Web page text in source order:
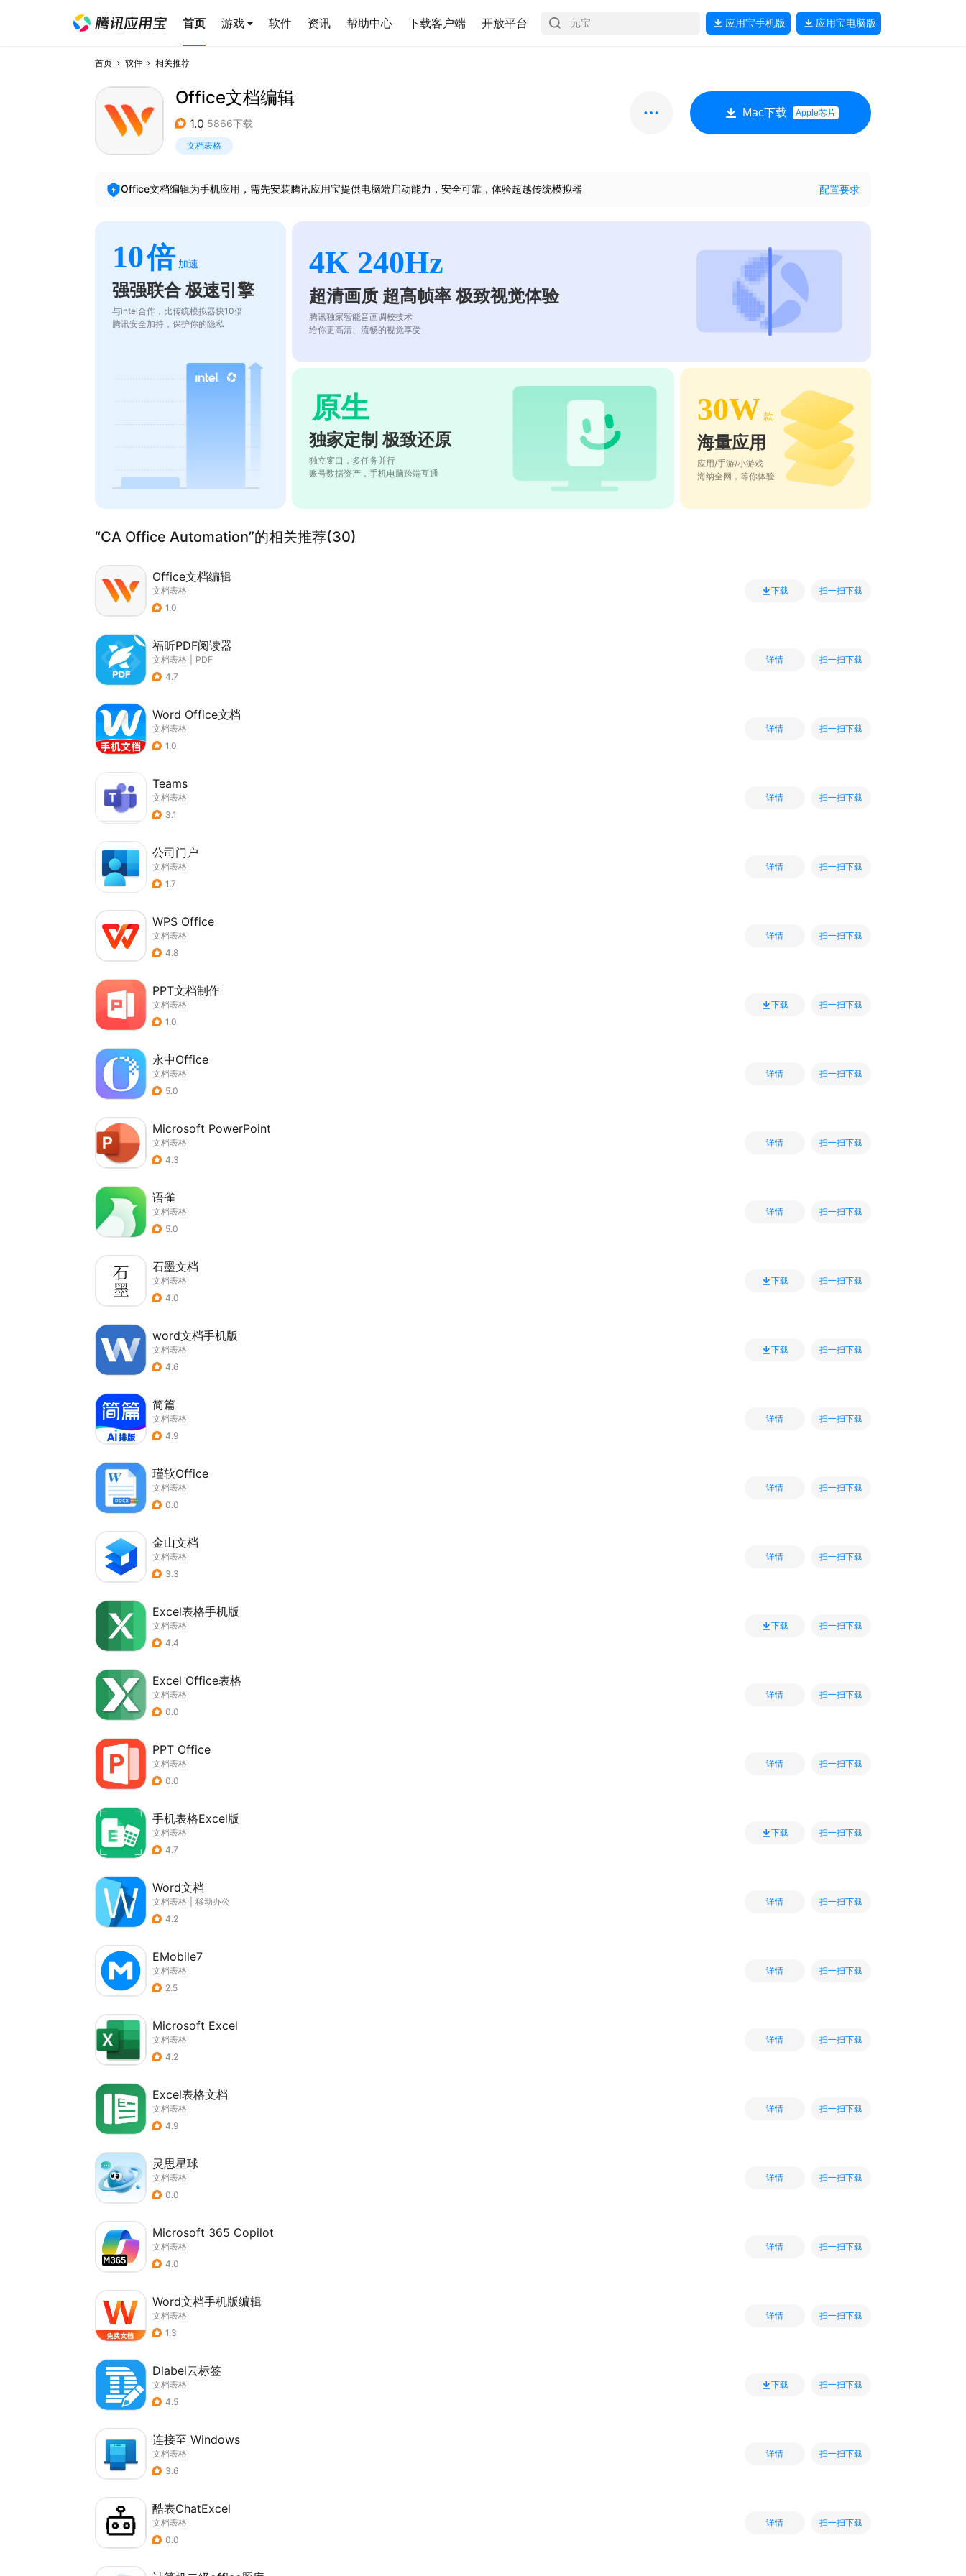
首页 游戏 软件 资讯 帮助中心 下载客户端 开放平台 应用宝手机版 应用宝电脑版
首页 软件 相关推荐
Office文档编辑
1.0 5866下载
文档表格
Mac下载 Apple芯片
Office文档编辑为手机应用，需先安装腾讯应用宝提供电脑端启动能力，安全可靠，体验超越传统模拟器 配置要求
10倍 加速
强强联合 极速引擎
与intel合作，比传统模拟器快10倍
腾讯安全加持，保护你的隐私
4K 240Hz
超清画质 超高帧率 极致视觉体验
腾讯独家智能音画调校技术
给你更高清、流畅的视觉享受
原生
独家定制 极致还原
独立窗口，多任务并行
账号数据资产，手机电脑跨端互通
30W 款
海量应用
应用/手游/小游戏
海纳全网，等你体验
“CA Office Automation”的相关推荐(30)
Office文档编辑
文档表格
1.0
下载 扫一扫下载
福昕PDF阅读器
文档表格
PDF
4.7
详情 扫一扫下载
Word Office文档
文档表格
1.0
详情 扫一扫下载
Teams
文档表格
3.1
详情 扫一扫下载
公司门户
文档表格
1.7
详情 扫一扫下载
WPS Office
文档表格
4.8
详情 扫一扫下载
PPT文档制作
文档表格
1.0
下载 扫一扫下载
永中Office
文档表格
5.0
详情 扫一扫下载
Microsoft PowerPoint
文档表格
4.3
详情 扫一扫下载
语雀
文档表格
5.0
详情 扫一扫下载
石墨文档
文档表格
4.0
下载 扫一扫下载
word文档手机版
文档表格
4.6
下载 扫一扫下载
简篇
文档表格
4.9
详情 扫一扫下载
瑾软Office
文档表格
0.0
详情 扫一扫下载
金山文档
文档表格
3.3
详情 扫一扫下载
Excel表格手机版
文档表格
4.4
下载 扫一扫下载
Excel Office表格
文档表格
0.0
详情 扫一扫下载
PPT Office
文档表格
0.0
详情 扫一扫下载
手机表格Excel版
文档表格
4.7
下载 扫一扫下载
Word文档
文档表格
移动办公
4.2
详情 扫一扫下载
EMobile7
文档表格
2.5
详情 扫一扫下载
Microsoft Excel
文档表格
4.2
详情 扫一扫下载
Excel表格文档
文档表格
4.9
详情 扫一扫下载
灵思星球
文档表格
0.0
详情 扫一扫下载
Microsoft 365 Copilot
文档表格
4.0
详情 扫一扫下载
Word文档手机版编辑
文档表格
1.3
详情 扫一扫下载
Dlabel云标签
文档表格
4.5
下载 扫一扫下载
连接至 Windows
文档表格
3.6
详情 扫一扫下载
酷表ChatExcel
文档表格
0.0
详情 扫一扫下载